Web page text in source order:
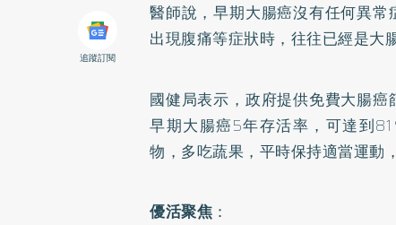
追蹤訂閱
醫師說，早期大腸癌沒有任何異
出現腹痛等症狀時，往往已經是大
國健局表示，政府提供免費大腸
早期大腸癌5年存活率，可達到
物，多吃蔬果，平時保持適當運動
優活聚焦 ：